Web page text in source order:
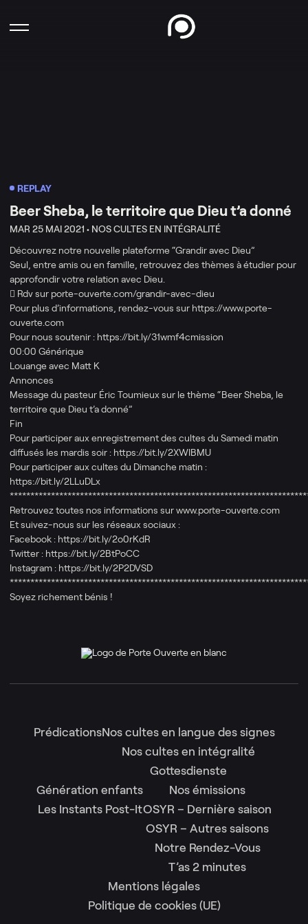
REPLAY
Beer Sheba, le territoire que Dieu t’a donné
MAR 25 MAI 2021 • NOS CULTES EN INTÉGRALITÉ
Découvrez notre nouvelle plateforme “Grandir avec Dieu”
Seul, entre amis ou en famille, retrouvez des thèmes à étudier pour
approfondir votre relation avec Dieu.
 Rdv sur porte-ouverte.com/grandir-avec-dieu
Pour plus d’informations, rendez-vous sur https://www.porte-
ouverte.com​
Pour nous soutenir : https://bit.ly/31wmf4cmission​
00:00 Générique
Louange avec Matt K
Annonces
Message du pasteur Éric Toumieux sur le thème “Beer Sheba, le
territoire que Dieu t’a donné”
Fin
Pour participer aux enregistrement des cultes du Samedi matin
diffusés les mardis soir : https://bit.ly/2XWIBMU
Pour participer aux cultes du Dimanche matin :
https://bit.ly/2LLuDLx​
Retrouvez toutes nos informations sur www.porte-ouverte.com
Et suivez-nous sur les réseaux sociaux :
Facebook : https://bit.ly/2o0rKdR​
Twitter : https://bit.ly/2BtPoCC​
Instagram : https://bit.ly/2P2DVSD​
Soyez richement bénis !
PrédicationsNos cultes en langue des signes
Nos cultes en intégralité
Gottesdienste
Génération enfants
Les Instants Post-It
Nos émissions
OSYR – Dernière saison
OSYR – Autres saisons
Notre Rendez-Vous
T’as 2 minutes
Mentions légales
Politique de cookies (UE)